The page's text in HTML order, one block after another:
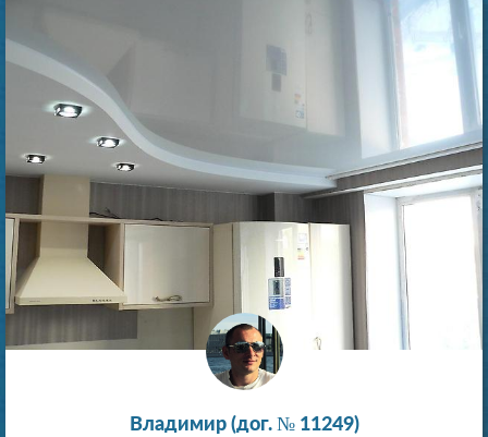
Владимир (дог. № 11249)